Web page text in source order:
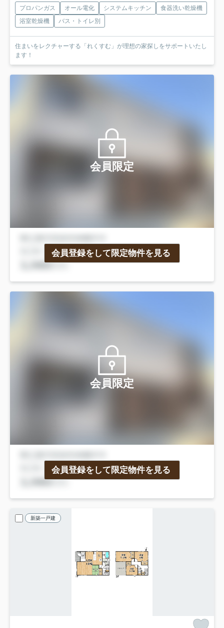
プロパンガス オール電化 システムキッチン
食器洗い乾燥機
浴室乾燥機
バス・トイレ別
住まいをレクチャーする「れくすむ」が理想の家探しをサポートいたし
ます！
会員限定
会員登録をして限定物件を見る
会員限定
会員登録をして限定物件を見る
新築一戸建